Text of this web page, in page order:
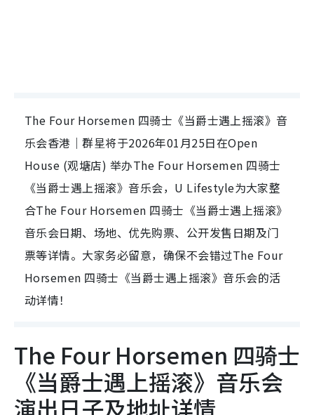
The Four Horsemen 四骑士《当爵士遇上摇滚》音
乐会香港｜群星将于2026年01月25日在Open
House (观塘店) 举办The Four Horsemen 四骑士
《当爵士遇上摇滚》音乐会，U Lifestyle为大家整
合The Four Horsemen 四骑士《当爵士遇上摇滚》
音乐会日期、场地、优先购票、公开发售日期及门
票等详情。大家务必留意，确保不会错过The Four
Horsemen 四骑士《当爵士遇上摇滚》音乐会的活
动详情！
The Four Horsemen 四骑士
《当爵士遇上摇滚》音乐会
演出日子及地址详情